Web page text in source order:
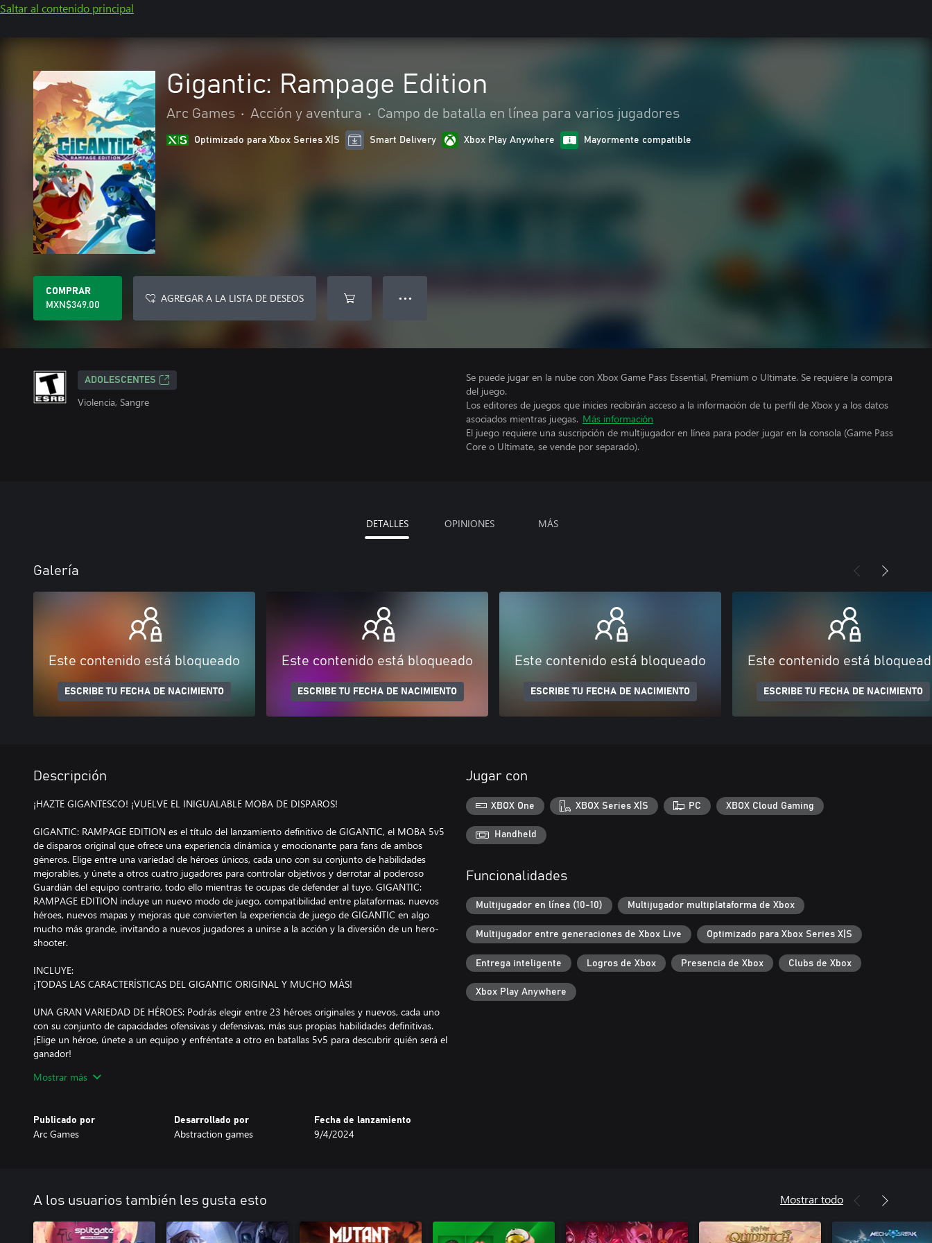
Saltar al contenido principal
Gigantic: Rampage Edition
Arc Games • Acción y aventura • Campo de batalla en línea para varios jugadores
Optimizado para Xbox Series X|S Smart Delivery Xbox Play Anywhere Mayormente compatible
COMPRAR
MXN$349.00
AGREGAR A LA LISTA DE DESEOS ● ● ●
ADOLESCENTES
Violencia, Sangre
Se puede jugar en la nube con Xbox Game Pass Essential, Premium o Ultimate. Se requiere la compra
del juego.
Los editores de juegos que inicies recibirán acceso a la información de tu perfil de Xbox y a los datos
asociados mientras juegas. Más información
El juego requiere una suscripción de multijugador en línea para poder jugar en la consola (Game Pass
Core o Ultimate, se vende por separado).
DETALLES OPINIONES MÁS
Galería
Este contenido está bloqueado
ESCRIBE TU FECHA DE NACIMIENTO
Este contenido está bloqueado
ESCRIBE TU FECHA DE NACIMIENTO
Este contenido está bloqueado
ESCRIBE TU FECHA DE NACIMIENTO
Este contenido está
ESCRIBE TU FECHA DE NACIMIENTO
Descripción
¡HAZTE GIGANTESCO! ¡VUELVE EL INIGUALABLE MOBA DE DISPAROS!
GIGANTIC: RAMPAGE EDITION es el título del lanzamiento definitivo de GIGANTIC, el MOBA 5v5
de disparos original que ofrece una experiencia dinámica y emocionante para fans de ambos
géneros. Elige entre una variedad de héroes únicos, cada uno con su conjunto de habilidades
mejorables, y únete a otros cuatro jugadores para controlar objetivos y derrotar al poderoso
Guardián del equipo contrario, todo ello mientras te ocupas de defender al tuyo. GIGANTIC:
RAMPAGE EDITION incluye un nuevo modo de juego, compatibilidad entre plataformas, nuevos
héroes, nuevos mapas y mejoras que convierten la experiencia de juego de GIGANTIC en algo
mucho más grande, invitando a nuevos jugadores a unirse a la acción y la diversión de un hero-
shooter.
INCLUYE:
¡TODAS LAS CARACTERÍSTICAS DEL GIGANTIC ORIGINAL Y MUCHO MÁS!
UNA GRAN VARIEDAD DE HÉROES: Podrás elegir entre 23 héroes originales y nuevos, cada uno
con su conjunto de capacidades ofensivas y defensivas, más sus propias habilidades definitivas.
¡Elige un héroe, únete a un equipo y enfréntate a otro en batallas 5v5 para descubrir quién será el
ganador!
NUEVOS HÉROES:
KAJIR: Un felino de reflejos rapidísimos aficionado a las peleas callejeras.
NUEVOS MAPAS:
PICARO BAY: Un mapa costero con verticalidad, callejones angostos y una nave pirata para librar
batallas trepidantes.
HEAVEN’S WARD: Un distrito industrializado que alberga una vieja central eléctrica, almacenes y
Mostrar más
Publicado por
Arc Games
Desarrollado por
Abstraction games
Fecha de lanzamiento
9/4/2024
Jugar con
XBOX One XBOX Series X|S PC XBOX Cloud Gaming
Handheld
Funcionalidades
Multijugador en línea (10-10) Multijugador multiplataforma de Xbox
Multijugador entre generaciones de Xbox Live Optimizado para Xbox Series X|S
Entrega inteligente Logros de Xbox Presencia de Xbox Clubs de Xbox
Xbox Play Anywhere
A los usuarios también les gusta esto Mostrar todo